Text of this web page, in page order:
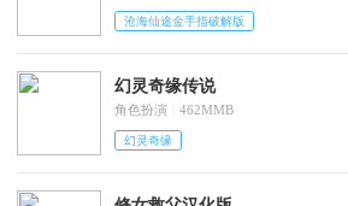
沧海仙途金手指破解版
幻灵奇缘传说
角色扮演 462MMB
幻灵奇缘